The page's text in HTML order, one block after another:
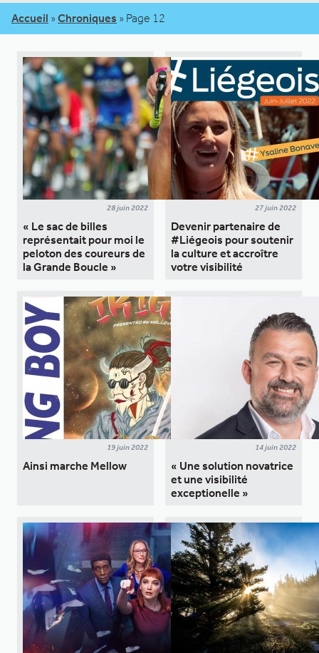
Accueil » Chroniques » Page 12
28 juin 2022
« Le sac de billes
représentait pour moi le
peloton des coureurs de
la Grande Boucle »
27 juin 2022
Devenir partenaire de
#Liégeois pour soutenir
la culture et accroître
votre visibilité
19 juin 2022
Ainsi marche Mellow
14 juin 2022
« Une solution novatrice
et une visibilité
exceptionelle »